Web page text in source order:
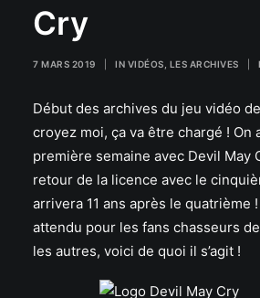
Cry
7 MARS 2019 IN VIDÉOS LES ARCHIVES
Début des archives du jeu vidéo
croyez moi, ça va être chargé ! On
première semaine avec Devil May
retour de la licence avec le
arrivera 11 ans après le quatrième
attendu pour les fans chasseurs
les autres, voici de quoi il s’agit !